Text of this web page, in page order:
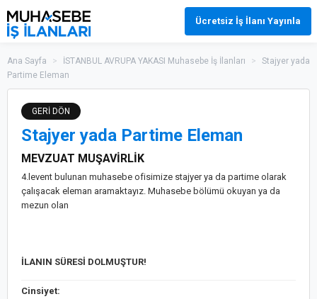
Ücretsiz İş İlanı Yayınla
Ana Sayfa > İSTANBUL AVRUPA YAKASI Muhasebe İş İlanları >
Stajyer yada
Partime Eleman
GERİ DÖN
Stajyer yada Partime Eleman
MEVZUAT MUŞAVİRLİK
4.levent bulunan muhasebe ofisimize stajyer ya da partime olarak
çalışacak eleman aramaktayız. Muhasebe bölümü okuyan ya da
mezun olan
İLANIN SÜRESİ DOLMUŞTUR!
Cinsiyet: